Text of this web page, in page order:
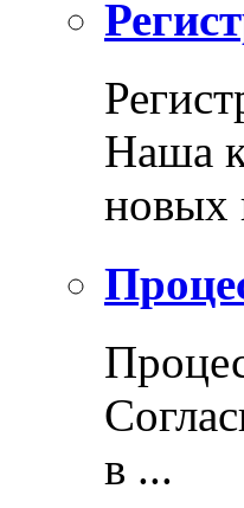
Наша
новых
в ...